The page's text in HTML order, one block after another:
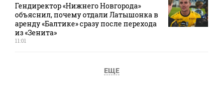
Гендиректор «Нижнего Новгорода»
объяснил, почему отдали Латышонка в
аренду «Балтике» сразу после перехода
из «Зенита»
11:01
ЕЩЕ